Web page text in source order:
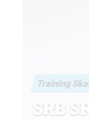
Training
SRB